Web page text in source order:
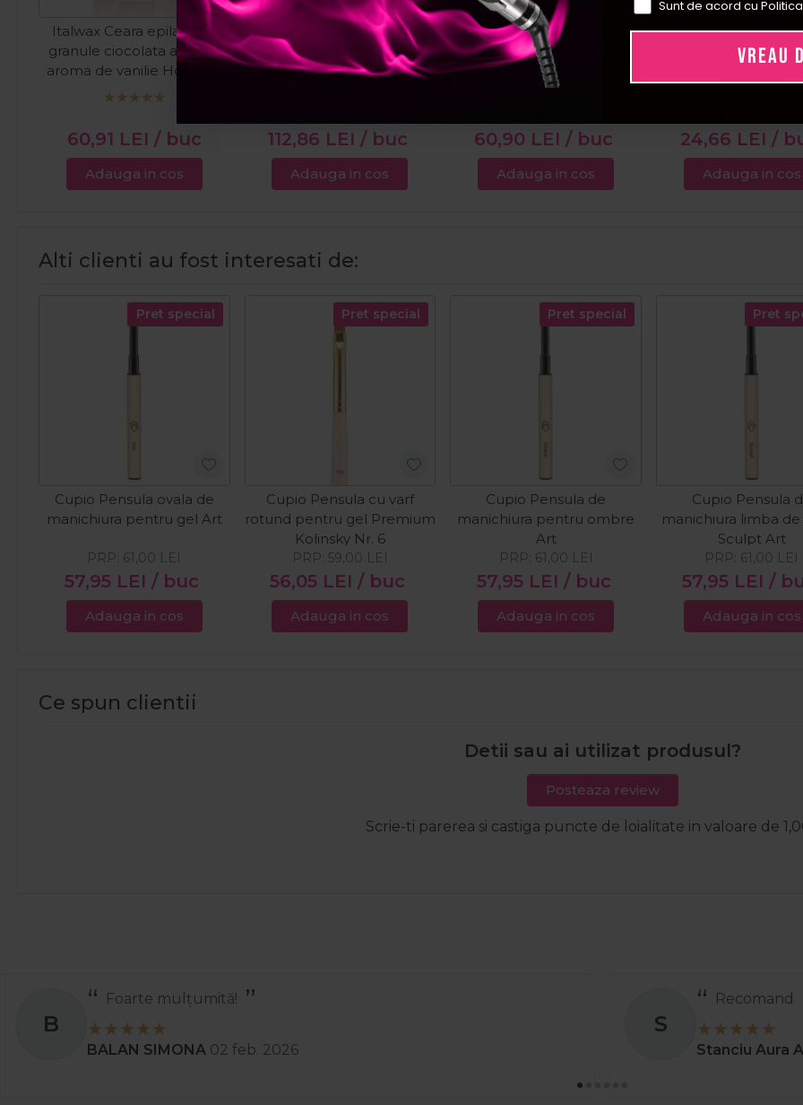
Italwax Ceara epilatoare
granule ciocolata alba cu
aroma de vanilie Hot Film
Ciocolata Alba 1kg
60,91 LEI / buc
Adauga in cos
Kiepe Professional Set
foarfeci tuns+filat 5.5 inci
School Series Regular
112,86 LEI / buc
Adauga in cos
Italwax Ceara epilatoare
granule cu azulena Hot
Film Azulene 1kg
60,90 LEI / buc
Adauga in cos
Babyliss Pro
neagra pentru
24,66 LEI /
Adauga in cos
Alti clienti au fost interesati de:
Pret special
Cupio Pensula ovala de
manichiura pentru gel Art
57,95 LEI / buc
PRP: 61,00 LEI
Adauga in cos
Pret special
Cupio Pensula cu varf
rotund pentru gel Premium
Kolinsky Nr. 6
56,05 LEI / buc
PRP: 59,00 LEI
Adauga in cos
Pret special
Cupio Pensula de
manichiura pentru ombre
Art
57,95 LEI / buc
PRP: 61,00 LEI
Adauga in cos
Pret
Cupio Pensula
manichiura limba de
Sculpt Art
57,95 LEI /
PRP: 61,00 LEI
Adauga in cos
Ce spun clientii
Detii sau ai utilizat produsul?
Posteaza review
Scrie-ti parerea si castiga puncte de loialitate in valoare de
A
Totul a decurs perfect și rapid.
Ady 01 apr. 2025
S
Comanda
greșit și au și
Sunt de acord cu
VREAU